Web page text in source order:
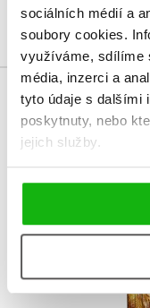
sociálních médií a
soubory cookies.
využíváme, sdílíme
média, inzerci a
tyto údaje s dalšími
poskytnuty, nebo
jejich služby.
Přihlásit